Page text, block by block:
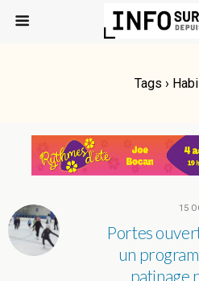
Tags ›
15
Portes
un
patinage